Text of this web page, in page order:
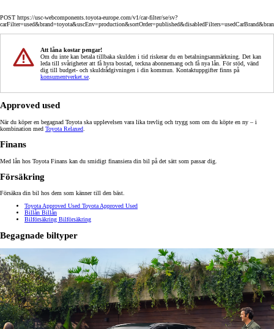
POST https://usc-webcomponents.toyota-europe.com/v1/car-filter/se/sv?
Att låna kostar pengar!
Om du inte kan betala tillbaka skulden i tid riskerar du en betalningsanmärkning. Det kan
leda till svårigheter att få hyra bostad, teckna abonnemang och få nya lån. För stöd, vänd
dig till budget- och skuldrådgivningen i din kommun. Kontaktuppgifter finns på
konsumentverket.se
Approved used
När du köper en begagnad Toyota ska upplevelsen vara lika trevlig och trygg som om du köpte en ny – i
kombination med Toyota Relaxed
Finans
Med lån hos Toyota Finans kan du smidigt finansiera din bil på det sätt som passar dig.
Försäkring
Försäkra din bil hos dem som känner till den bäst.
Toyota Approved Used Toyota Approved Used
Billån Billån
Bilförsäkring Bilförsäkring
Begagnade biltyper